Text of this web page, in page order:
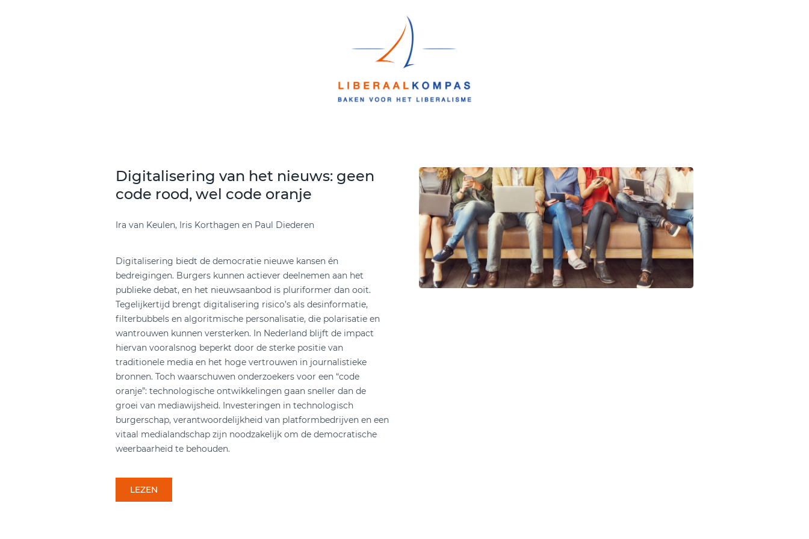
Digitalisering van het nieuws: geen
code rood, wel code oranje
Ira van Keulen, Iris Korthagen en Paul Diederen
Digitalisering biedt de democratie nieuwe kansen én
bedreigingen. Burgers kunnen actiever deelnemen aan het
publieke debat, en het nieuwsaanbod is pluriformer dan ooit.
Tegelijkertijd brengt digitalisering risico’s als desinformatie,
filterbubbels en algoritmische personalisatie, die polarisatie en
wantrouwen kunnen versterken. In Nederland blijft de impact
hiervan vooralsnog beperkt door de sterke positie van
traditionele media en het hoge vertrouwen in journalistieke
bronnen. Toch waarschuwen onderzoekers voor een “code
oranje”: technologische ontwikkelingen gaan sneller dan de
groei van mediawijsheid. Investeringen in technologisch
burgerschap, verantwoordelijkheid van platformbedrijven en een
vitaal medialandschap zijn noodzakelijk om de democratische
weerbaarheid te behouden.
LEZEN